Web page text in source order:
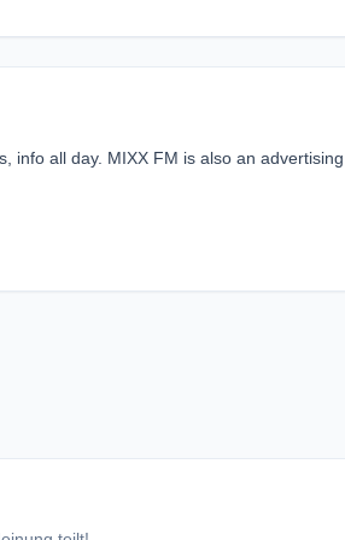
info all day. MIXX FM is also an